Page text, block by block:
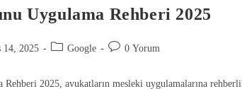
Uygulama Rehberi 2025
14, 2025 Google 0 Yorum
2025, avukatların mesleki uygulamalarına